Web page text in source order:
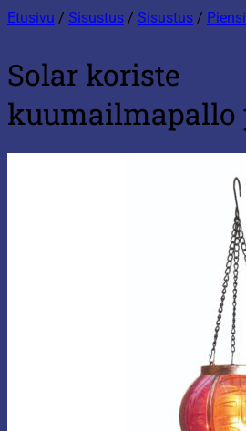
Etusivu / Sisustus / Sisustus /
Solar koriste